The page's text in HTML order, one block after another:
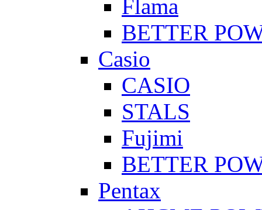
Flama
BETTER
Casio
CASIO
STALS
Fujimi
BETTER
Pentax